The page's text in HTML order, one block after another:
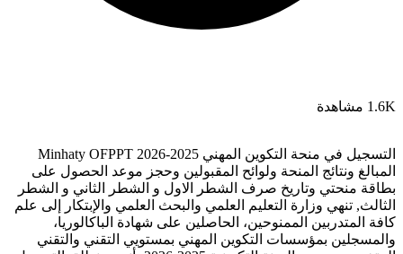
1.6K مشاهدة
التسجيل في منحة التكوين المهني 2025-2026 Minhaty OFPPT
المبالغ ونتائج المنحة ولوائح المقبولين وحجز موعد الحصول على
بطاقة منحتي وتاريخ صرف الشطر الاول و الشطر الثاني و الشطر
الثالث, تنهي وزارة التعليم العلمي والبحث العلمي والإبتكار إلى علم
كافة المتدربين الممنوحين، الحاصلين على شهادة الباكالوريا،
والمسجلين بمؤسسات التكوين المهني بمستويي التقني والتقني